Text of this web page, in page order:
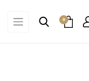
0